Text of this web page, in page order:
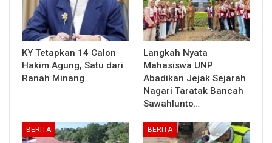
KY Tetapkan 14 Calon
Hakim Agung, Satu dari
Ranah Minang
Langkah Nyata
Mahasiswa UNP
Abadikan Jejak Sejarah
Nagari Taratak Bancah
Sawahlunto…
BERITA BERITA